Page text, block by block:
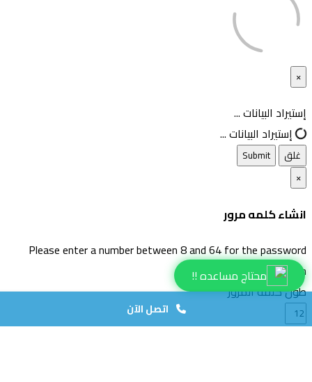
محتاج مساعده !!
اتصل الآن
×
غلق
إستيراد البيانات ...
إستيراد البيانات ...
غلق
Submit
×
انشاء كلمه مرور
Please enter a number between 8 and 64 for the password
length
طول كلمة المرور